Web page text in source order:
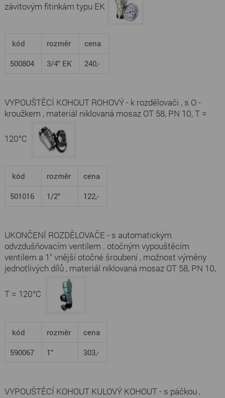
závitovým fitinkám typu EK
kód rozměr
cena
500804
3/4" EK 240,-
VYPOUŠTĚCÍ KOHOUT ROHOVÝ - k rozdělovači , s O -
kroužkem , materiál niklovaná mosaz OT 58, PN 10, T =
120°C
kód rozměr
cena
501016
1/2" 122,-
UKONČENÍ ROZDĚLOVAČE - s automatickým
odvzdušňovacím ventilem . otočným vypouštěcím
ventilem a 1" vnější otočné šroubení , možnost výměny
jednotlivých dílů , materiál niklovaná mosaz OT 58, PN 10,
T = 120°C
kód rozměr
cena
590067
1" 303,-
VYPOUŠTĚCÍ KOHOUT KULOVÝ KOHOUT - s páčkou ,